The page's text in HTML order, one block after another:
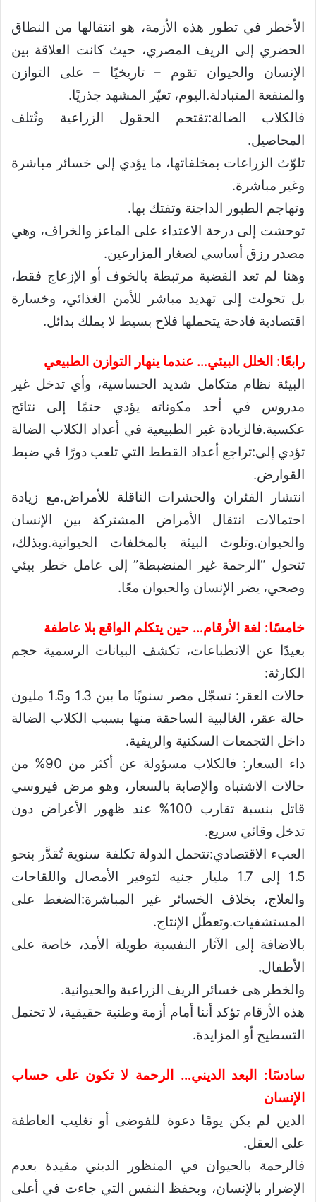
الأخطر في تطور هذه الأزمة، هو انتقالها من النطاق
الحضري إلى الريف المصري، حيث كانت العلاقة بين
الإنسان والحيوان تقوم – تاريخيًا – على التوازن
والمنفعة المتبادلة.اليوم، تغيّر المشهد جذريًا.
فالكلاب الضالة:تقتحم الحقول الزراعية وتُتلف
المحاصيل.
تلوّث الزراعات بمخلفاتها، ما يؤدي إلى خسائر مباشرة
وغير مباشرة.
وتهاجم الطيور الداجنة وتفتك بها.
توحشت إلى درجة الاعتداء على الماعز والخراف، وهي
مصدر رزق أساسي لصغار المزارعين.
وهنا لم تعد القضية مرتبطة بالخوف أو الإزعاج فقط،
بل تحولت إلى تهديد مباشر للأمن الغذائي، وخسارة
اقتصادية فادحة يتحملها فلاح بسيط لا يملك بدائل.
رابعًا: الخلل البيئي… عندما ينهار التوازن الطبيعي
البيئة نظام متكامل شديد الحساسية، وأي تدخل غير
مدروس في أحد مكوناته يؤدي حتمًا إلى نتائج
عكسية.فالزيادة غير الطبيعية في أعداد الكلاب الضالة
تؤدي إلى:تراجع أعداد القطط التي تلعب دورًا في ضبط
القوارض.
انتشار الفئران والحشرات الناقلة للأمراض.مع زيادة
احتمالات انتقال الأمراض المشتركة بين الإنسان
والحيوان.وتلوث البيئة بالمخلفات الحيوانية.وبذلك،
تتحول “الرحمة غير المنضبطة” إلى عامل خطر بيئي
وصحي، يضر الإنسان والحيوان معًا.
خامسًا: لغة الأرقام… حين يتكلم الواقع بلا عاطفة
بعيدًا عن الانطباعات، تكشف البيانات الرسمية حجم
الكارثة:
حالات العقر: تسجّل مصر سنويًا ما بين 1.3 و1.5 مليون
حالة عقر، الغالبية الساحقة منها بسبب الكلاب الضالة
داخل التجمعات السكنية والريفية.
داء السعار: فالكلاب مسؤولة عن أكثر من 90% من
حالات الاشتباه والإصابة بالسعار، وهو مرض فيروسي
قاتل بنسبة تقارب 100% عند ظهور الأعراض دون
تدخل وقائي سريع.
العبء الاقتصادي:تتحمل الدولة تكلفة سنوية تُقدَّر بنحو
1.5 إلى 1.7 مليار جنيه لتوفير الأمصال واللقاحات
والعلاج، بخلاف الخسائر غير المباشرة:الضغط على
المستشفيات.وتعطّل الإنتاج.
بالاضافة إلى الآثار النفسية طويلة الأمد، خاصة على
الأطفال.
والخطر هى خسائر الريف الزراعية والحيوانية.
هذه الأرقام تؤكد أننا أمام أزمة وطنية حقيقية، لا تحتمل
التسطيح أو المزايدة.
سادسًا: البعد الديني… الرحمة لا تكون على حساب
الإنسان
الدين لم يكن يومًا دعوة للفوضى أو تغليب العاطفة
على العقل.
فالرحمة بالحيوان في المنظور الديني مقيدة بعدم
الإضرار بالإنسان، وبحفظ النفس التي جاءت في أعلى